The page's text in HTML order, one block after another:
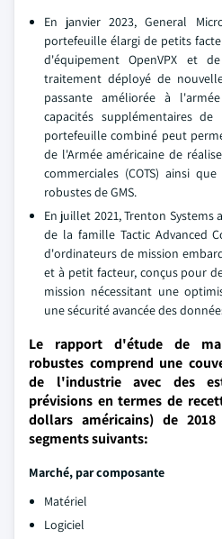
En janvier 2023, General
portefeuille élargi de petits
d'équipement OpenVPX et
traitement déployé de
passante améliorée à
capacités supplémentaires de
portefeuille combiné peut
de l'Armée américaine de
commerciales (COTS) ainsi
robustes de GMS.
En juillet 2021, Trenton
de la famille Tactic Advanced
d'ordinateurs de mission
et à petit facteur, conçus pour
mission nécessitant une
une sécurité avancée des
Le rapport d'étude de
robustes comprend une
de l'industrie avec des
prévisions en termes de
dollars américains) de
segments suivants:
Marché, par composante
Matériel
Logiciel